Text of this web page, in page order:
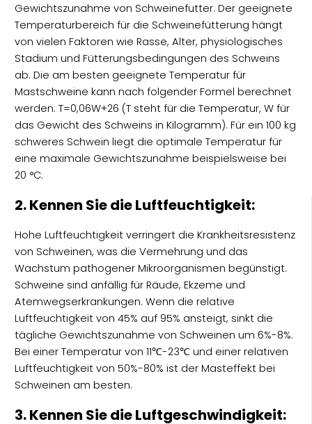
Gewichtszunahme von Schweinefutter. Der geeignete
Temperaturbereich für die Schweinefütterung hängt
von vielen Faktoren wie Rasse, Alter, physiologisches
Stadium und Fütterungsbedingungen des Schweins
ab. Die am besten geeignete Temperatur für
Mastschweine kann nach folgender Formel berechnet
werden: T=0,06W+26 (T steht für die Temperatur, W für
das Gewicht des Schweins in Kilogramm). Für ein 100 kg
schweres Schwein liegt die optimale Temperatur für
eine maximale Gewichtszunahme beispielsweise bei
20 °C.
2. Kennen Sie die Luftfeuchtigkeit:
Hohe Luftfeuchtigkeit verringert die Krankheitsresistenz
von Schweinen, was die Vermehrung und das
Wachstum pathogener Mikroorganismen begünstigt.
Schweine sind anfällig für Räude, Ekzeme und
Atemwegserkrankungen. Wenn die relative
Luftfeuchtigkeit von 45% auf 95% ansteigt, sinkt die
tägliche Gewichtszunahme von Schweinen um 6%-8%.
Bei einer Temperatur von 11℃-23℃ und einer relativen
Luftfeuchtigkeit von 50%-80% ist der Masteffekt bei
Schweinen am besten.
3. Kennen Sie die Luftgeschwindigkeit: